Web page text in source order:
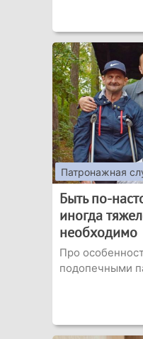
Патронажная
Быть по-
иногда
необходимо
Про
подопечными